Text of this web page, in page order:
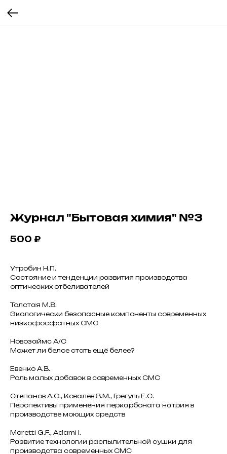
Журнал "Бытовая химия" №3
500 ₽
Утробин Н.П.
Состояние и тенденции развития производства
оптических отбеливателей
Толстая М.В.
Экологически безопасные компоненты современных
низкофосфатных СМС
Новозаймс А/С
Может ли белое стать ещё белее?
Евенко А.В.
Роль малых добавок в современных СМС
Степанов А.С., Ковалёв В.М., Грегуль Е.С.
Перспективы применения перкарбоната натрия в
производстве моющих средств
Moretti G.F., Adami I.
Развитие технологии распылительной сушки для
производства современных СМС